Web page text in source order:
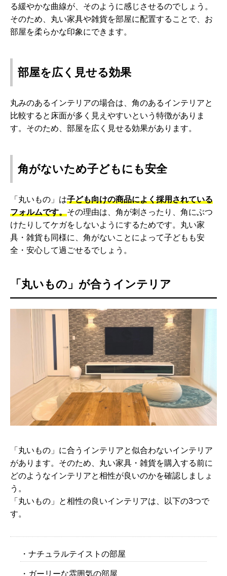
る緩やかな曲線が、そのように感じさせるのでしょう。
そのため、丸い家具や雑貨を部屋に配置することで、お
部屋を柔らかな印象にできます。
部屋を広く見せる効果
丸みのあるインテリアの場合は、角のあるインテリアと
比較すると床面が多く見えやすいという特徴がありま
す。そのため、部屋を広く見せる効果があります。
角がないため子どもにも安全
「丸いもの」は子ども向けの商品によく採用されている
フォルムです。その理由は、角が刺さったり、角にぶつ
けたりしてケガをしないようにするためです。丸い家
具・雑貨も同様に、角がないことによって子どもも安
全・安心して過ごせるでしょう。
「丸いもの」が合うインテリア
「丸いもの」に合うインテリアと似合わないインテリア
があります。そのため、丸い家具・雑貨を購入する前に
どのようなインテリアと相性が良いのかを確認しましょ
う。
「丸いもの」と相性の良いインテリアは、以下の3つで
す。
・ナチュラルテイストの部屋
・ガーリーな雰囲気の部屋